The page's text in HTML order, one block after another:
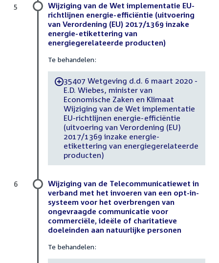
Wijziging van de Wet implementatie EU-
richtlijnen energie-efficiëntie (uitvoering
van Verordening (EU) 2017/1369 inzake
energie-etikettering van
energiegerelateerde producten)
Te behandelen:
-35407 Wetgeving d.d. 6 maart 2020 -
E.D. Wiebes, minister van
Economische Zaken en Klimaat
Wijziging van de Wet implementatie
EU-richtlijnen energie-efficiëntie
(uitvoering van Verordening (EU)
2017/1369 inzake energie-
etikettering van energiegerelateerde
producten)
5
Wijziging van de Telecommunicatiewet in
verband met het invoeren van een opt-in-
systeem voor het overbrengen van
ongevraagde communicatie voor
commerciële, ideële of charitatieve
doeleinden aan natuurlijke personen
Te behandelen:
6